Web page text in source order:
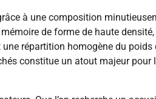
à une composition
de forme de haute
répartition homogène du
constitue un atout majeur pour